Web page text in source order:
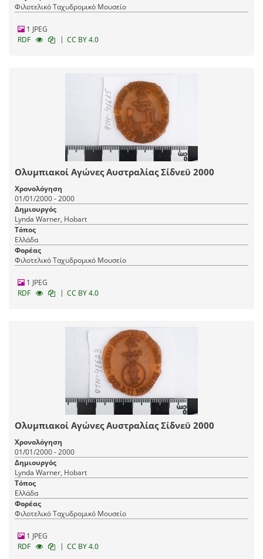
Φιλοτελικό Ταχυδρομικό Μουσείο
1 JPEG
RDF
| CC BY 4.0
Ολυμπιακοί Αγώνες Αυστραλίας Σίδνεϋ 2000
Χρονολόγηση
01/01/2000 - 2000
Δημιουργός
Lynda Warner, Hobart
Τόπος
Ελλάδα
Φορέας
Φιλοτελικό Ταχυδρομικό Μουσείο
1 JPEG
RDF
| CC BY 4.0
Ολυμπιακοί Αγώνες Αυστραλίας Σίδνεϋ 2000
Χρονολόγηση
01/01/2000 - 2000
Δημιουργός
Lynda Warner, Hobart
Τόπος
Ελλάδα
Φορέας
Φιλοτελικό Ταχυδρομικό Μουσείο
1 JPEG
RDF
| CC BY 4.0